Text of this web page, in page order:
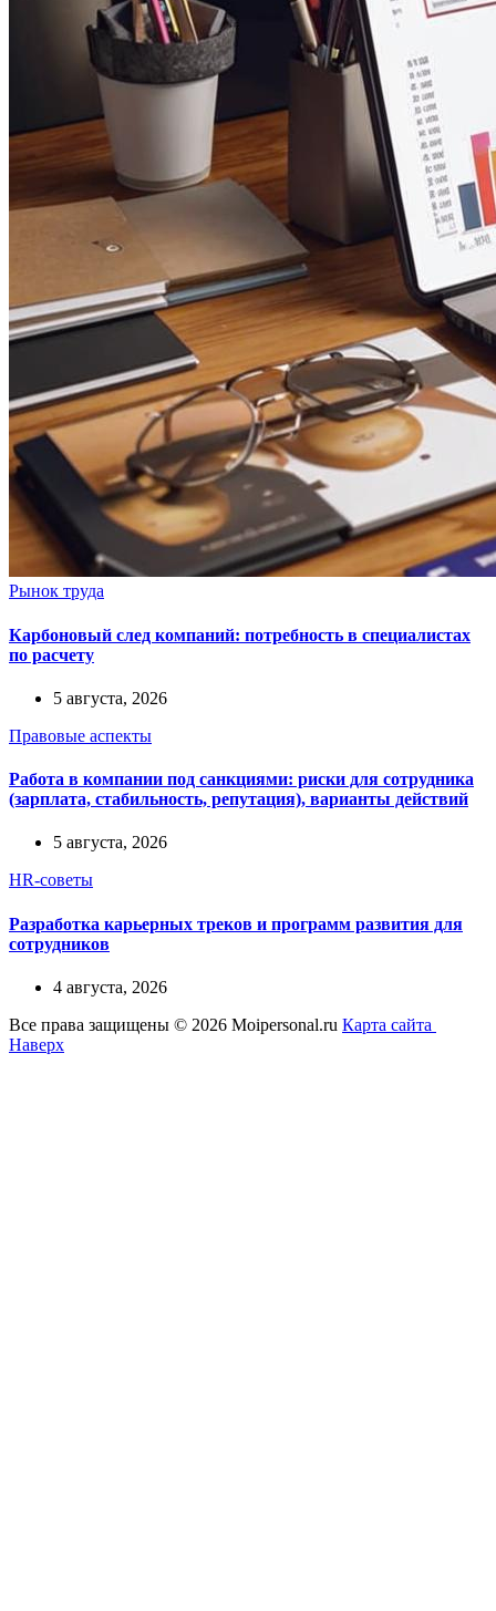
Рынок труда
Карбоновый след компаний: потребность в специалистах
по расчету
5 августа, 2026
Правовые аспекты
Работа в компании под санкциями: риски для сотрудника
(зарплата, стабильность, репутация), варианты действий
5 августа, 2026
HR-советы
Разработка карьерных треков и программ развития для
сотрудников
4 августа, 2026
Все права защищены © 2026 Moipersonal.ru Карта сайта
Наверх